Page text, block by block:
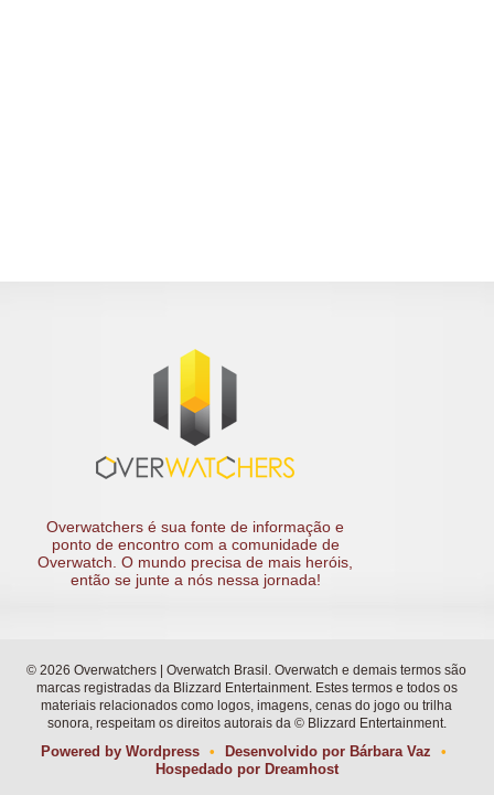
Overwatchers é sua fonte de informação e
ponto de encontro com a comunidade de
Overwatch. O mundo precisa de mais heróis,
então se junte a nós nessa jornada!
© 2026 Overwatchers | Overwatch Brasil. Overwatch e demais termos são
marcas registradas da Blizzard Entertainment. Estes termos e todos os
materiais relacionados como logos, imagens, cenas do jogo ou trilha
sonora, respeitam os direitos autorais da © Blizzard Entertainment.
Powered by Wordpress • Desenvolvido por Bárbara Vaz
•
Hospedado por Dreamhost